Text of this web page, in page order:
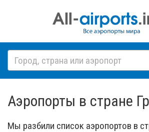
Аэропорты в стране
Мы разбили список аэропортов в